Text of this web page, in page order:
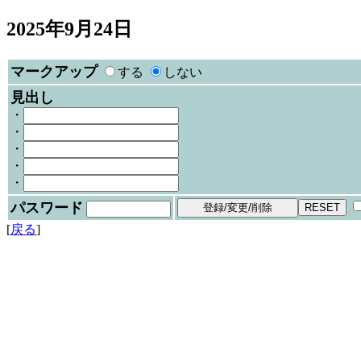
2025年9月24日
マークアップ する しない
見出し
・
・
・
・
・
パスワード
[戻る]